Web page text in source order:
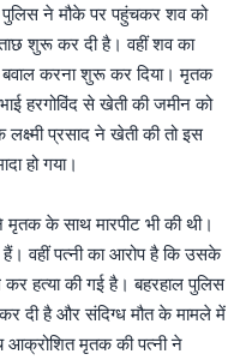
पुलिस ने मौके पर पहुंचकर शव को
शुरू कर दी है। वहीं शव का
बवाल करना शुरू कर दिया। मृतक
हरगोविंद से खेती की जमीन को
प्रसाद ने खेती की तो इस
हो गया।
मृतक के साथ मारपीट भी की थी।
वहीं पत्नी का आरोप है कि उसके
हत्या की गई है। बहरहाल पुलिस
दी है और संदिग्ध मौत के मामले में
आक्रोशित मृतक की पत्नी ने